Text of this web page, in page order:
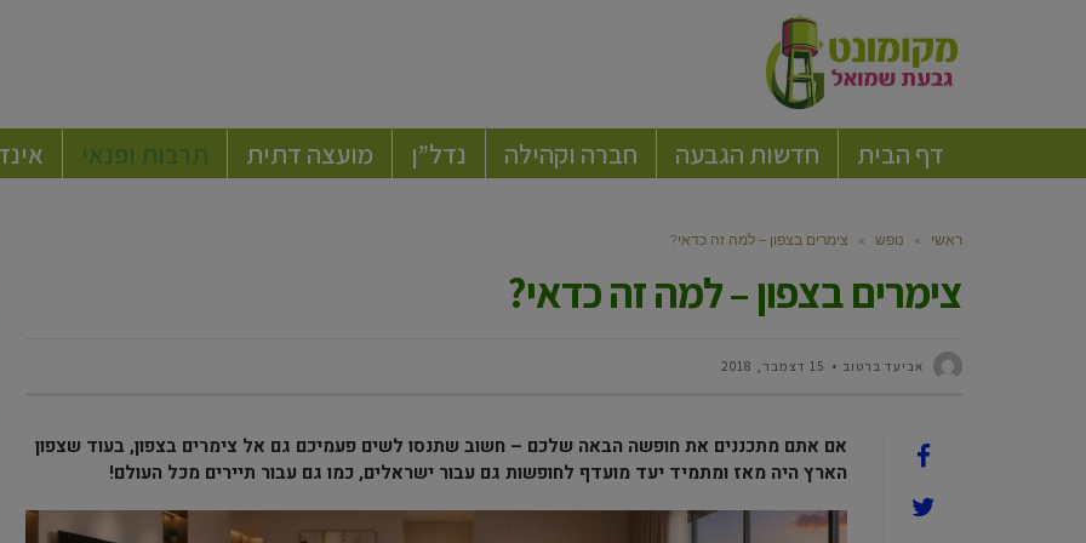
דף הבית חדשות הגבעה חברה וקהילה נדל”ן מועצה דתית תרבות ופנאי
ראשי » נופש » צימרים בצפון – למה זה כדאי?
צימרים בצפון – למה זה כדאי?
אביעד ברטוב 15 דצמבר, 2018
אם אתם מתכננים את חופשה הבאה שלכם – חשוב שתנסו לשים פעמיכם גם אל צימרים בצפון, בעוד שצפון
הארץ היה מאז ומתמיד יעד מועדף לחופשות גם עבור ישראלים, כמו גם עבור תיירים מכל העולם!